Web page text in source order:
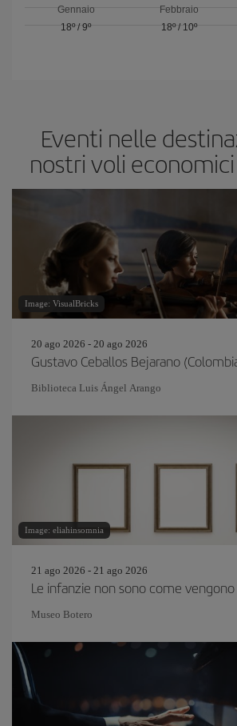
Gennaio
18º/9º
Febbraio
18º/ 10º
Eventi nelle
nostri voli
Image: VisualBricks
20 ago 2026 - 20 ago 2026
Gustavo Ceballos Bejarano
Biblioteca Luis Ángel Arango
Image: eliahinsomnia
21 ago 2026 - 21 ago 2026
Le infanzie non sono come
Museo Botero